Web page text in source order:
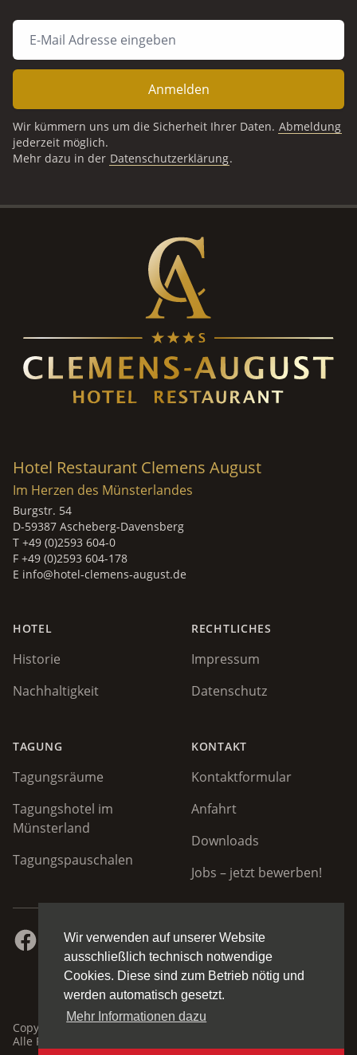
Wir verwenden auf unserer Website
ausschließlich technisch notwendige
Cookies. Diese sind zum Betrieb nötig und
werden automatisch gesetzt.
Mehr Informationen dazu
Anmelden
Wir kümmern uns um die Sicherheit Ihrer Daten. Abmeldung
jederzeit möglich.
Mehr dazu in der Datenschutzerklärung.
Hotel Restaurant Clemens August
Im Herzen des Münsterlandes
Burgstr. 54
D-59387 Ascheberg-Davensberg
T +49 (0)2593 604-0
F +49 (0)2593 604-178
E info@hotel-clemens-august.de
HOTEL
Historie
Nachhaltigkeit
TAGUNG
Tagungsräume
Tagungshotel im
Münsterland
Tagungspauschalen
RECHTLICHES
Impressum
Datenschutz
KONTAKT
Kontaktformular
Anfahrt
Downloads
Jobs – jetzt bewerben!
FacebookInstagram Zur Startseite
Copyright © 2026 Hotel Restaurant Clemens August GmbH.
Alle Rechte vorbehalten.